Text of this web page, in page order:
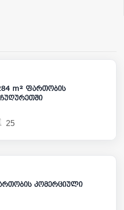
5 000 000
m² ფართობის
25
3 800
კომერციული